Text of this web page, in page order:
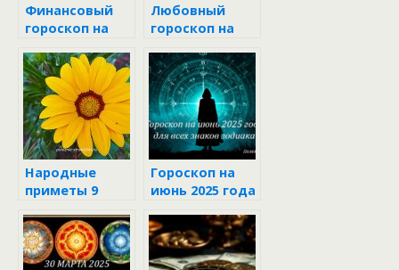
Финансовый
гороскоп на
15 июня 2025
года
Любовный
гороскоп на
Народные
приметы 9
Гороскоп на
июнь 2025 года
знаков
зодиака